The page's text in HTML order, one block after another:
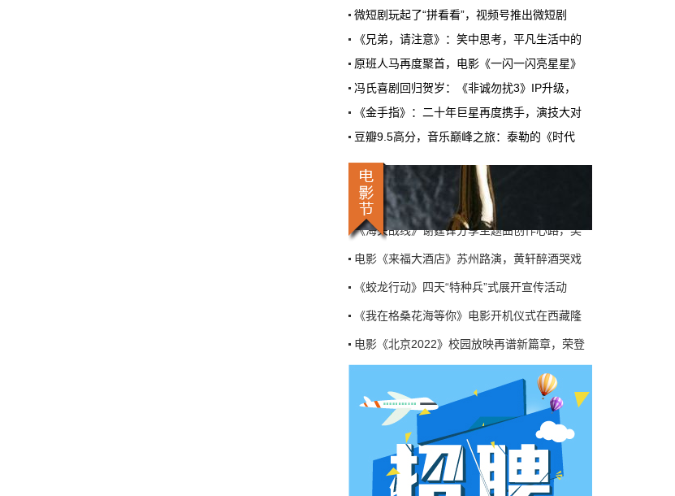
出现在《食神2026》的开机现场。这部短剧改
编自他30年前的经典电影，竖屏拍摄，AI辅助
制作，成本400万。预计9月上线。
6月28日 9:25:00
短剧从业者在评论区集体破防。有人说"今年开
机率比去年腰斩"，有人说"演员片酬从日薪800
三天的东西，AI一天出八集，还比你好看…
本网原创
6月27日 10:01:00
9万块银幕，全年只卖400亿：电影院的
钱去哪了？
画，类型挺全。刘烨的《四渡》、皮克斯的
《玩具总动员5》、谢苗的《火遮眼》，该有的
牌都亮出来了。
6月27日 10:01:00
7万部AI短剧一夜下架，广电总局这次是
动真格的
6月24日，广电总局官网挂出了一份文件。没
有发布会，没有吹风会。就这么安安静静地，
把《微短剧发展管理办法（征求意见稿）》摆
到了所有人面前。
本网原创
微短剧玩起了“拼看看”，视频号推出微短剧
《兄弟，请注意》：笑中思考，平凡生活中的
原班人马再度聚首，电影《一闪一闪亮星星》
冯氏喜剧回归贺岁：《非诚勿扰3》IP升级，
《金手指》：二十年巨星再度携手，演技大对
豆瓣9.5高分，音乐巅峰之旅：泰勒的《时代
《我在格桑花海等你》电影开机仪式在西藏隆
电影《北京2022》校园放映再谱新篇章，荣登
爱情电影《欢迎来到我身边》在北京举行“到
重庆科技电影周青年影人扶持计划启动，培育
《海关战线》谢霆锋分享主题曲创作心路，吴
电影《来福大酒店》苏州路演，黄轩醉酒哭戏
《蛟龙行动》四天“特种兵”式展开宣传活动
《我在格桑花海等你》电影开机仪式在西藏隆
电影《北京2022》校园放映再谱新篇章，荣登
爱情电影《欢迎来到我身边》在北京举行“到
重庆科技电影周青年影人扶持计划启动，培育
《海关战线》谢霆锋分享主题曲创作心路，吴
电影《来福大酒店》苏州路演，黄轩醉酒哭戏
《蛟龙行动》四天“特种兵”式展开宣传活动